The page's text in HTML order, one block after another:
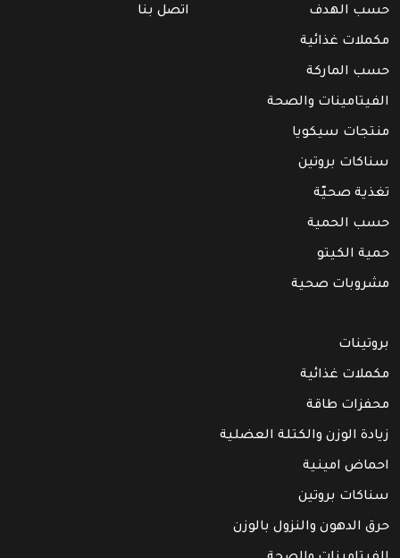
حسب الهدف
مكملات غذائية
حسب الماركة
الفيتامينات والصحة
منتجات سيكويا
سناكات بروتين
تغذية صحيّة
حسب الحمية
حمية الكيتو
مشروبات صحية
اتصل بنا
بروتينات
مكملات غذائية
محفزات طاقة
زيادة الوزن والكتلة العضلية
احماض امينية
سناكات بروتين
حرق الدهون والنزول بالوزن